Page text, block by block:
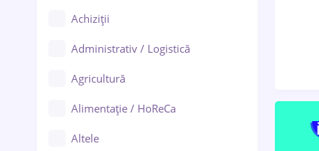
Galați (Galați)
Ploiești
Achiziții
Administrativ / Logistică
Agricultură
Alimentație / HoReCa
Altele